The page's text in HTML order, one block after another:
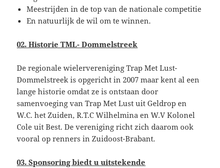
Meestrijden in de top van de nationale competitie
En natuurlijk de wil om te winnen.
02. Historie TML- Dommelstreek
De regionale wielervereniging Trap Met Lust-
Dommelstreek is opgericht in 2007 maar kent al een
lange historie omdat ze is ontstaan door
samenvoeging van Trap Met Lust uit Geldrop en
W.C. het Zuiden, R.T.C Wilhelmina en W.V Kolonel
Cole uit Best. De vereniging richt zich daarom ook
vooral op renners in Zuidoost-Brabant.
03. Sponsoring biedt u uitstekende